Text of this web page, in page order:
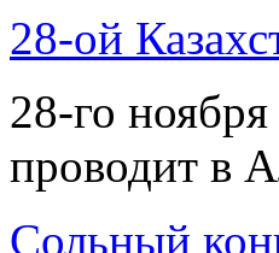
28-ой
28-го
проводит в
Сольный